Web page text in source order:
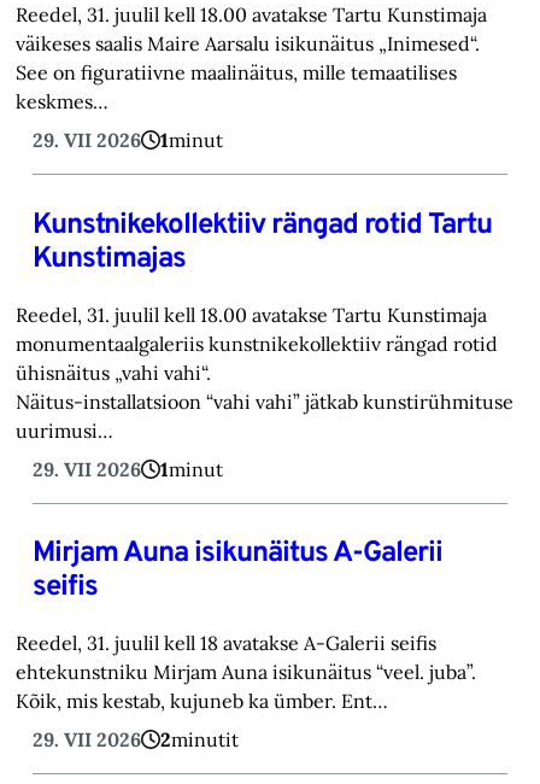
Reedel, 31. juulil kell 18.00 avatakse Tartu Kunstimaja
väikeses saalis Maire Aarsalu isikunäitus „Inimesed“.
See on figuratiivne maalinäitus, mille temaatilises
keskmes…
29. VII 2026
1minut
Kunstnikekollektiiv rängad rotid Tartu
Kunstimajas
Reedel, 31. juulil kell 18.00 avatakse Tartu Kunstimaja
monumentaalgaleriis kunstnikekollektiiv rängad rotid
ühisnäitus „vahi vahi“.
Näitus-installatsioon “vahi vahi” jätkab kunstirühmituse
uurimusi…
29. VII 2026
1minut
Mirjam Auna isikunäitus A-Galerii
seifis
Reedel, 31. juulil kell 18 avatakse A-Galerii seifis
ehtekunstniku Mirjam Auna isikunäitus “veel. juba”.
Kõik, mis kestab, kujuneb ka ümber. Ent…
29. VII 2026
2minutit